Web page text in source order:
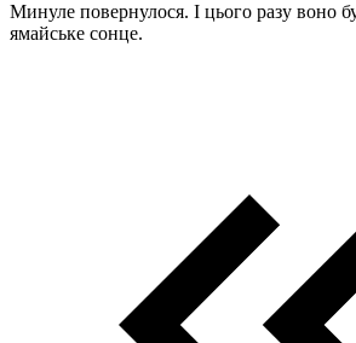
Минуле повернулося. І цього разу воно
ямайське сонце.